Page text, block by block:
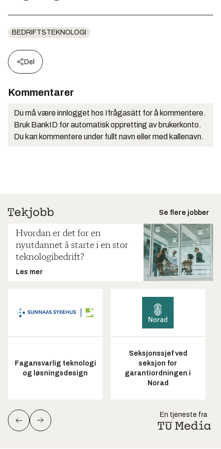
BEDRIFTSTEKNOLOGI
Del
Kommentarer
Du må være innlogget hos Ifrågasätt for å kommentere.
Bruk BankID for automatisk oppretting av brukerkonto.
Du kan kommentere under fullt navn eller med kallenavn.
Se flere jobber
Hvordan er det for en
nyutdannet å starte i en stor
teknologibedrift?
Les mer
Fagansvarlig teknologi
og løsningsdesign
Seksjonssjef ved
seksjon for
garantiordningen i
Norad
En tjeneste fra